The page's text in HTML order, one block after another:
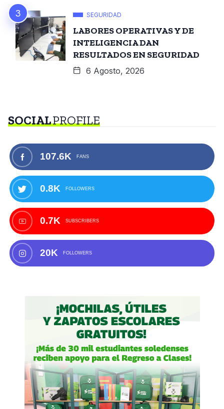
SEGURIDAD
LABORES OPERATIVAS Y DE
INTELIGENCIA DAN
RESULTADOS EN SEGURIDAD
6 Agosto, 2026
SOCIALPROFILE
107.6K FANS
0.8K FOLLOWERS
0.7K SUBSCRIBERS
20K FOLLOWERS